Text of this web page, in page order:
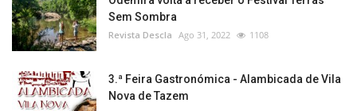
Sem Sombra
Revista Descla Ago 31, 2022 1108
3.ª Feira Gastronómica - Alambicada de Vila
Nova de Tazem